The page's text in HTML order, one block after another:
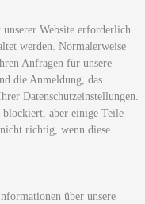
Website erforderlich
werden. Normalerweise
Anfragen für unsere
die Anmeldung, das
Datenschutzeinstellungen.
blockiert, aber einige Teile
richtig, wenn diese
über unsere